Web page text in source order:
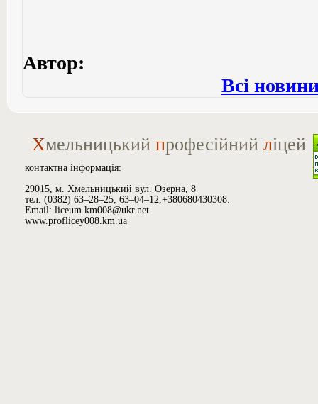
Автор:
Всі
Хмельницький професійний ліцей
контактна інформація:
29015, м. Хмельницький вул. Озерна, 8
тел. (0382) 63–28–25, 63–04–12,+380680430308.
Email: liceum.km008@ukr.net
www.proflicey008.km.ua